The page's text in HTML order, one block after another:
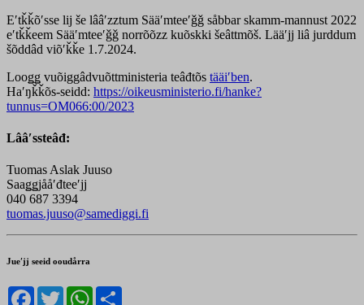
Eʹtǩǩõʹsse lij še lââʹzztum Sääʹmteeʹǧǧ såbbar skamm-mannust 2022
eʹtǩǩeem Sääʹmteeʹǧǧ norrõõzz kuõskki šeâttmõš. Lääʹjj liâ jurddum
šõddâd viõʹǩǩe 1.7.2024.
Looǥǥ vuõiggâdvuõttministeria teâđtõs tääiʹben.
Haʹŋǩǩõs-seidd: https://oikeusministerio.fi/hanke?
tunnus=OM066:00/2023
Lââʹssteâđ:
Tuomas Aslak Juuso
Saaǥǥjååʹđteeʹjj
040 687 3394
tuomas.juuso@samediggi.fi
Jueʹjj seeid ooudårra
Facebook
TwitterWhatsApp